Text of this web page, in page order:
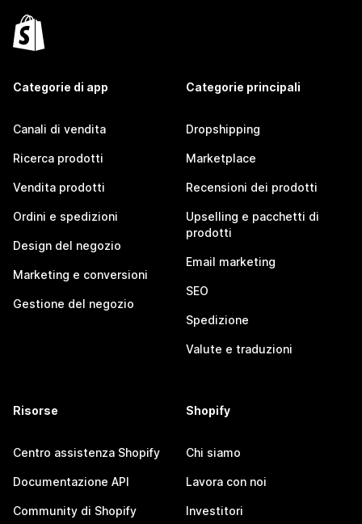
Categorie di app
Canali di vendita
Ricerca prodotti
Vendita prodotti
Ordini e spedizioni
Design del negozio
Marketing e conversioni
Gestione del negozio
Categorie principali
Dropshipping
Marketplace
Recensioni dei prodotti
Upselling e pacchetti di
prodotti
Email marketing
SEO
Spedizione
Valute e traduzioni
Risorse
Centro assistenza Shopify
Documentazione API
Community di Shopify
Shopify
Chi siamo
Lavora con noi
Investitori